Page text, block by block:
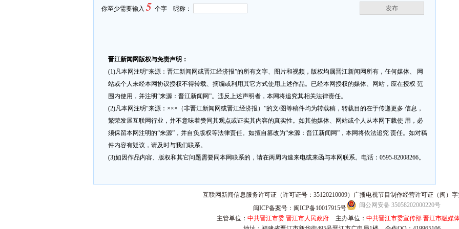
发布
你至少需要输入5 个字 昵称：
晋江新闻网版权与免责声明：
(1)凡本网注明“来源：晋江新闻网或晋江经济报”的所有文字、图片和视频，版权均属晋江新闻网所有，任何媒体、 网
站或个人未经本网协议授权不得转载、摘编或利用其它方式使用上述作品。已经本网授权的媒体、网站，应在授权 范
围内使用，并注明“来源：晋江新闻网”。违反上述声明者，本网将追究其相关法律责任。
(2)凡本网注明“来源：×××（非晋江新闻网或晋江经济报）”的文/图等稿件均为转载稿，转载目的在于传递更多 信息，
繁荣发展互联网行业，并不意味着赞同其观点或证实其内容的真实性。如其他媒体、网站或个人从本网下载使 用，必
须保留本网注明的“来源”，并自负版权等法律责任。如擅自篡改为“来源：晋江新闻网”，本网将依法追究 责任。如对稿
件内容有疑议，请及时与我们联系。
(3)如因作品内容、版权和其它问题需要同本网联系的，请在两周内速来电或来函与本网联系。电话：0595-82008266。
互联网新闻信息服务许可证（许可证号：35120210009）广播电视节目制作经营许可证（闽）字
闽ICP备案号：闽ICP备10017915号
闽公网安备 35058202000220号
主管单位： 中共晋江市委 晋江市人民政府 主办单位： 中共晋江市委宣传部 晋江市融媒